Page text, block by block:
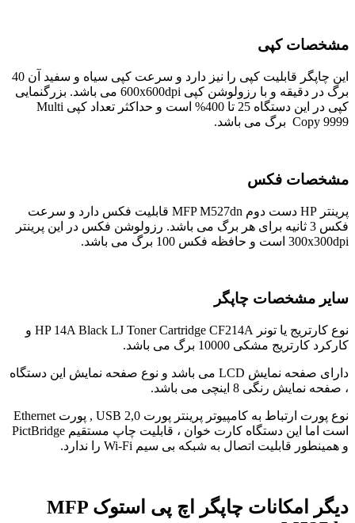
مشخصات کپی
این چاپگر قابلیت کپی را نیز دارد و سرعت کپی سیاه و سفید آن 40
برگ در دقیقه و با رزولوشن کپی 600x600dpi می باشد. بزرگنمایی
کپی در این دستگاه 25 تا 400% است و حداکثر تعداد کپی Multi
Copy 9999 برگ می باشد.
مشخصات فکس
پرینتر HP دست دوم MFP M527dn قابلیت فکس دارد و سرعت
فکس 3 ثانیه برای هر برگ می باشد. رزولوشن فکس در این پرینتر
300x300dpi است و حافظه فکس 100 برگ می باشد.
سایر مشخصات چاپگر
نوع کارتریج یا تونر HP 14A Black LJ Toner Cartridge CF214A و
کارکرد کارتریج مشکی 10000 برگ می باشد.
دارای صفحه نمایش LCD می باشد و نوع صفحه نمایش این دستگاه
، صفحه نمایش رنگی 8 اینچی می باشد.
نوع پورت ارتباط به کامپیوتر پرینتر پورت 2,0 USB , پورت Ethernet
است اما این دستگاه کارت خوان ، قابلیت چاپ مستقیم PictBridge
و همینطور قابلیت اتصال به شبکه بی سیم Wi-Fi را ندارد.
دیگر امکانات چاپگر اچ پی استوک MFP